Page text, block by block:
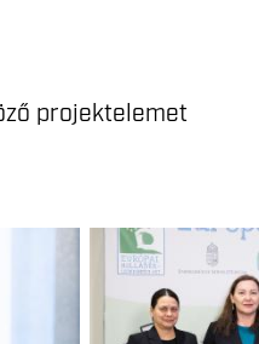
projektelemet